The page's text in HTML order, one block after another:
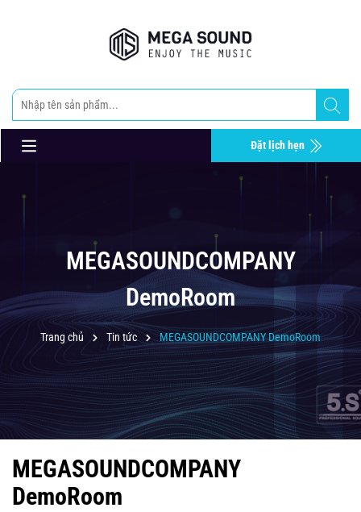
Đặt lịch hẹn
MEGASOUNDCOMPANY
DemoRoom
Trang chủ Tin tức MEGASOUNDCOMPANY DemoRoom
MEGASOUNDCOMPANY
DemoRoom